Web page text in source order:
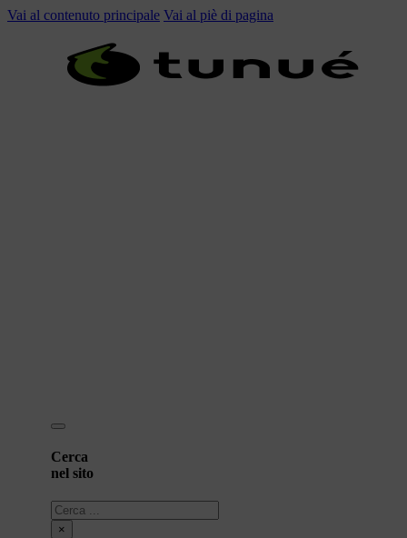
Vai al contenuto principale Vai al piè di pagina
Cerca
nel sito
Cerca
×